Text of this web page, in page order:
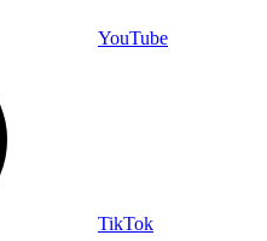
YouTube
TikTok